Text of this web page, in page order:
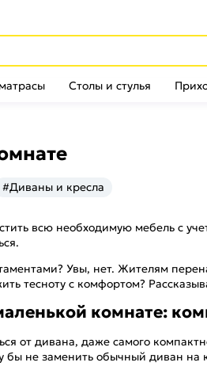
Столы и стулья
#Диваны и кресла
всю необходимую мебель с
Увы, нет. Жителям
тесноту с комфортом?
комнате:
от дивана, даже самого
не заменить обычный диван